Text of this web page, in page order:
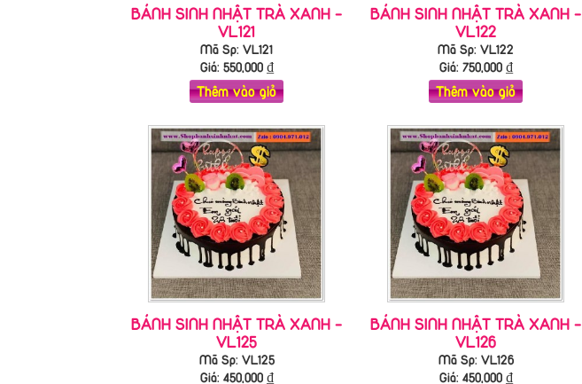
BÁNH SINH NHẬT TRÀ XANH -
VL121
Mã Sp: VL121
Giá: 550,000₫
Thêm vào giỏ
BÁNH SINH NHẬT TRÀ XANH -
VL122
Mã Sp: VL122
Giá: 750,000₫
Thêm vào giỏ
BÁNH SINH NHẬT TRÀ XANH -
VL125
Mã Sp: VL125
Giá: 450,000₫
BÁNH SINH NHẬT TRÀ XANH -
VL126
Mã Sp: VL126
Giá: 450,000₫